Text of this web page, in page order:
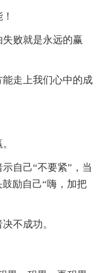
败就是永远的赢
走上我们心中的成
自己“不要紧”，当
励自己“嗨，加把
不成功。